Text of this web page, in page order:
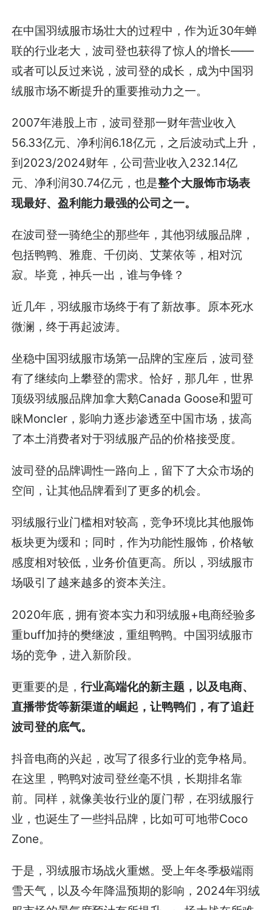
在中国羽绒服市场壮大的过程中，作为近30年蝉
联的行业老大，波司登也获得了惊人的增长——
或者可以反过来说，波司登的成长，成为中国羽
绒服市场不断提升的重要推动力之一。
2007年港股上市，波司登那一财年营业收入
56.33亿元、净利润6.18亿元，之后波动式上升，
到2023/2024财年，公司营业收入232.14亿
元、净利润30.74亿元，也是整个大服饰市场表
现最好、盈利能力最强的公司之一。
在波司登一骑绝尘的那些年，其他羽绒服品牌，
包括鸭鸭、雅鹿、千仞岗、艾莱依等，相对沉
寂。毕竟，神兵一出，谁与争锋？
近几年，羽绒服市场终于有了新故事。原本死水
微澜，终于再起波涛。
坐稳中国羽绒服市场第一品牌的宝座后，波司登
有了继续向上攀登的需求。恰好，那几年，世界
顶级羽绒服品牌加拿大鹅Canada Goose和盟可
睐Moncler，影响力逐步渗透至中国市场，拔高
了本土消费者对于羽绒服产品的价格接受度。
波司登的品牌调性一路向上，留下了大众市场的
空间，让其他品牌看到了更多的机会。
羽绒服行业门槛相对较高，竞争环境比其他服饰
板块更为缓和；同时，作为功能性服饰，价格敏
感度相对较低，业务价值更高。所以，羽绒服市
场吸引了越来越多的资本关注。
2020年底，拥有资本实力和羽绒服+电商经验多
重buff加持的樊继波，重组鸭鸭。中国羽绒服市
场的竞争，进入新阶段。
更重要的是，行业高端化的新主题，以及电商、
直播带货等新渠道的崛起，让鸭鸭们，有了追赶
波司登的底气。
抖音电商的兴起，改写了很多行业的竞争格局。
在这里，鸭鸭对波司登丝毫不惧，长期排名靠
前。同样，就像美妆行业的厦门帮，在羽绒服行
业，也诞生了一些抖品牌，比如可可地带Coco
Zone。
于是，羽绒服市场战火重燃。受上年冬季极端雨
雪天气，以及今年降温预期的影响，2024年羽绒